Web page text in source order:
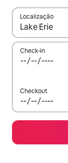
Localização
Quando os
Check-in
Checkout